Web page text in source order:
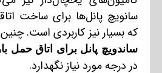
سانویچ پانل‌ها برای ساخت
که بسیار نیز کاربردی است.
ساندویچ پانل برای اتاق حمل
در درجه مورد نیاز نگهدارد.